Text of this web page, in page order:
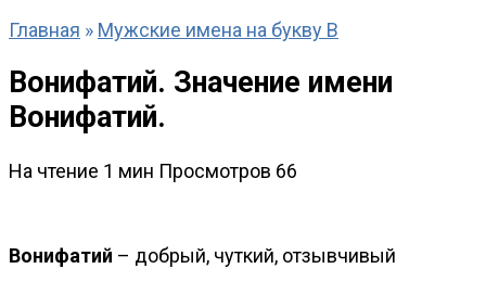
Главная » Мужские имена на букву В
Вонифатий. Значение имени
Вонифатий.
На чтение 1 мин Просмотров 66
Вонифатий – добрый, чуткий, отзывчивый